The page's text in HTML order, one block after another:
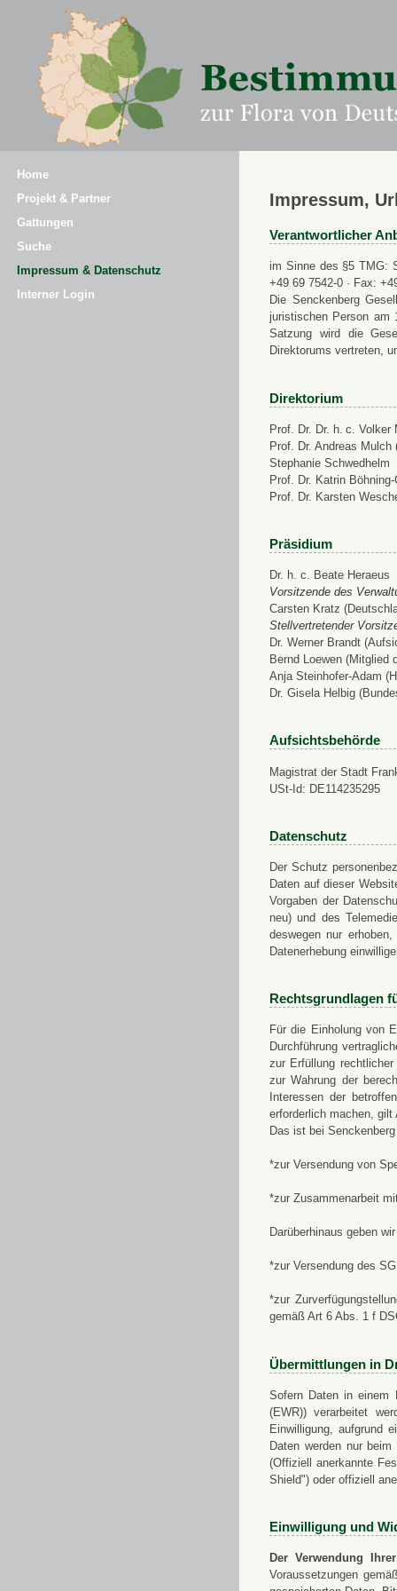
Home
Projekt & Partner
Gattungen
Suche
Impressum & Datenschutz
Interner Login
Impressum,
Verantwortlicher
im Sinne des §5 TMG:
+49 69 7542-0 · Fax:
Die Senckenberg
juristischen Person am
Satzung wird die
Direktorums vertreten,
Direktorium
Prof. Dr. Dr. h. c. Volker
Prof. Dr. Andreas
Stephanie Schwedhelm
Prof. Dr. Katrin
Prof. Dr. Karsten
Präsidium
Dr. h. c. Beate Heraeus
Vorsitzende des
Carsten Kratz
Stellvertretender
Dr. Werner Brandt
Bernd Loewen (Mitglied
Anja Steinhofer-Adam
Dr. Gisela Helbig
Aufsichtsbehörde
Magistrat der Stadt
USt-Id: DE114235295
Datenschutz
Der Schutz
Daten auf dieser
Vorgaben der
neu) und des
deswegen nur
Datenerhebung
Rechtsgrundlagen
Für die Einholung von
Durchführung
zur Erfüllung
zur Wahrung der
Interessen der
erforderlich machen,
Das ist bei
*zur Versendung von
*zur Zusammenarbeit
Darüberhinaus geben
*zur Versendung des
*zur
gemäß Art 6 Abs. 1 f
Übermittlungen in
Sofern Daten in einem
(EWR)) verarbeitet
Einwilligung, aufgrund
Daten werden nur
(Offiziell anerkannte
Shield") oder offiziell
Einwilligung und
Der Verwendung
Voraussetzungen